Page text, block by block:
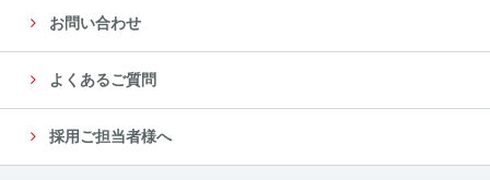
お問い合わせ
よくあるご質問
採用ご担当者様へ